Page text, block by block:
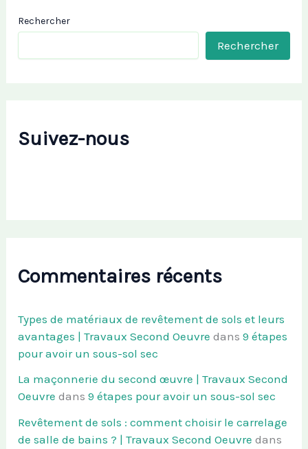
Rechercher
Rechercher
Suivez-nous
Commentaires récents
Types de matériaux de revêtement de sols et leurs
avantages | Travaux Second Oeuvre dans9 étapes
pour avoir un sous-sol sec
La maçonnerie du second œuvre | Travaux Second
Oeuvre dans9 étapes pour avoir un sous-sol sec
Revêtement de sols : comment choisir le carrelage
de salle de bains ? | Travaux Second Oeuvre dans